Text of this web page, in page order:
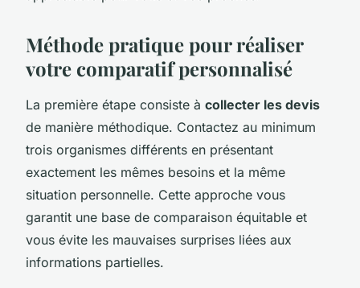
Méthode pratique pour réaliser
votre comparatif personnalisé
La première étape consiste à collecter les devis
de manière méthodique. Contactez au minimum
trois organismes différents en présentant
exactement les mêmes besoins et la même
situation personnelle. Cette approche vous
garantit une base de comparaison équitable et
vous évite les mauvaises surprises liées aux
informations partielles.